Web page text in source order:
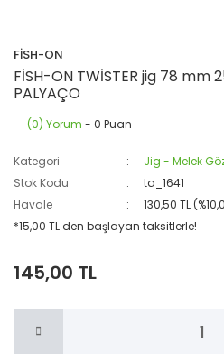
FİSH-ON
FİSH-ON TWİSTER jig 78 mm
PALYAÇO
(0) Yorum - 0 Puan
Kategori
Jig - Melek
Stok Kodu
ta_1641
Havale
130,50 TL
*15,00 TL den başlayan taksitlerle!
145,00 TL